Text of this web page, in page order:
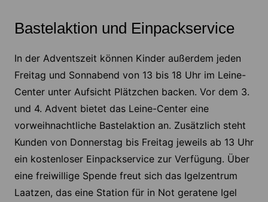
Bastelaktion und Einpackservice
In der Adventszeit können Kinder außerdem jeden
Freitag und Sonnabend von 13 bis 18 Uhr im Leine-
Center unter Aufsicht Plätzchen backen. Vor dem 3.
und 4. Advent bietet das Leine-Center eine
vorweihnachtliche Bastelaktion an. Zusätzlich steht
Kunden von Donnerstag bis Freitag jeweils ab 13 Uhr
ein kostenloser Einpackservice zur Verfügung. Über
eine freiwillige Spende freut sich das Igelzentrum
Laatzen, das eine Station für in Not geratene Igel